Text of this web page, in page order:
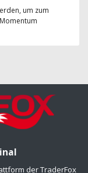
um zum
der TraderFox